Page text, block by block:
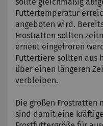
Futtertemperatur
angeboten wird.
Frostratten sollten
erneut eingefroren
Futtertiere sollten aus
über einen längeren
verbleiben.
Die großen Frostratten
sind damit eine